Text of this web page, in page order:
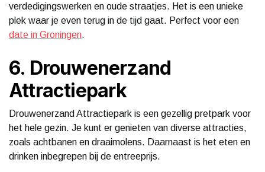
verdedigingswerken en oude straatjes. Het is een unieke
plek waar je even terug in de tijd gaat. Perfect voor een
date in Groningen.
6. Drouwenerzand
Attractiepark
Drouwenerzand Attractiepark is een gezellig pretpark voor
het hele gezin. Je kunt er genieten van diverse attracties,
zoals achtbanen en draaimolens. Daarnaast is het eten en
drinken inbegrepen bij de entreeprijs.